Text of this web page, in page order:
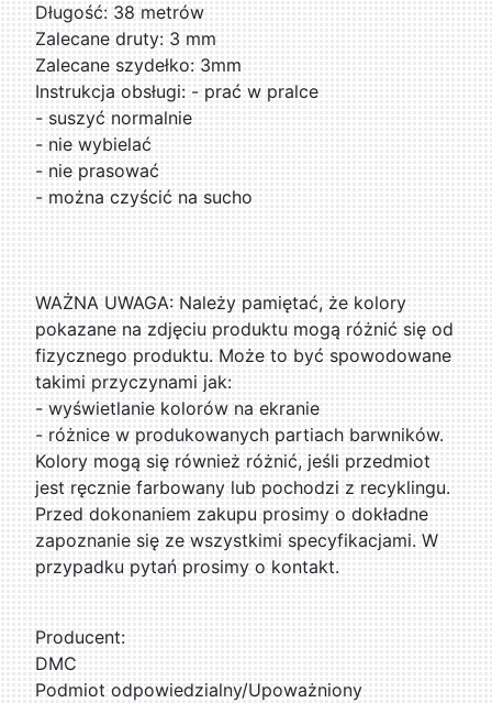
Długość: 38 metrów
Zalecane druty: 3 mm
Zalecane szydełko: 3mm
Instrukcja obsługi: - prać w pralce
- suszyć normalnie
- nie wybielać
- nie prasować
- można czyścić na sucho
WAŻNA UWAGA: Należy pamiętać, że kolory
pokazane na zdjęciu produktu mogą różnić się od
fizycznego produktu. Może to być spowodowane
takimi przyczynami jak:
- wyświetlanie kolorów na ekranie
- różnice w produkowanych partiach barwników.
Kolory mogą się również różnić, jeśli przedmiot
jest ręcznie farbowany lub pochodzi z recyklingu.
Przed dokonaniem zakupu prosimy o dokładne
zapoznanie się ze wszystkimi specyfikacjami. W
przypadku pytań prosimy o kontakt.
Producent:
DMC
Podmiot odpowiedzialny/Upoważniony